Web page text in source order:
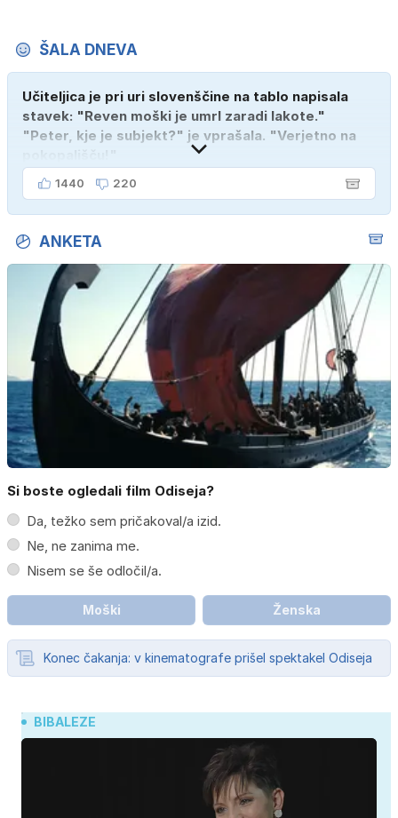
ŠALA DNEVA
Učiteljica je pri uri slovenščine na tablo napisala
stavek: "Reven moški je umrl zaradi lakote."
"Peter, kje je subjekt?" je vprašala. "Verjetno na
1440 220
ANKETA
Si boste ogledali film Odiseja?
Da, težko sem pričakoval/a izid.
Ne, ne zanima me.
Nisem se še odločil/a.
Moški Ženska
Konec čakanja: v kinematografe prišel spektakel Odiseja
BIBALEZE